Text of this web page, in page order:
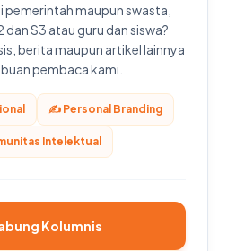
pemerintah maupun swasta,
dan S3 atau guru dan siswa?
berita maupun artikel lainnya
pembaca kami.
✍️ Personal Branding
Intelektual
Kolumnis